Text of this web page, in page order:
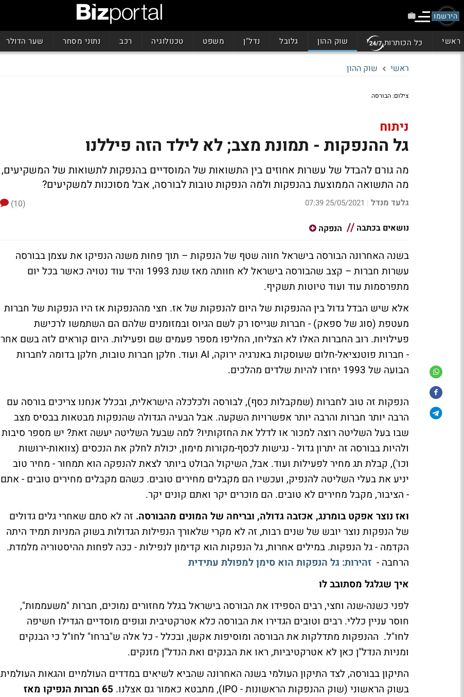
הירשמו
ראשי כל הכותרות שוק ההון גלובל נדל"ן משפט טכנולוגיה רכב נתוני מסחר שער הדולר
ראשי שוק ההון
צילום: הבורסה
ניתוח
גל ההנפקות - תמונת מצב; לא לילד הזה פיללנו
מה גורם להבדל של עשרות אחוזים בין התשואות של המוסדיים בהנפקות לתשואות של המשקיעים,
מה התשואה הממוצעת בהנפקות ולמה הנפקות טובות לבורסה, אבל מסוכנות למשקיעים?
גלעד מנדל |
25/05/2021 07:39
(10)
נושאים בכתבה
הנפקה
בשנה האחרונה הבורסה בישראל חווה שטף של הנפקות – תוך פחות משנה הנפיקו את עצמן בבורסה
עשרות חברות – קצב שהבורסה בישראל לא חוותה מאז שנת 1993 והיד עוד נטויה כאשר בכל יום
מתפרסמות עוד ועוד טיוטות תשקיף.
אלא שיש הבדל גדול בין ההנפקות של היום להנפקות של אז. חצי מההנפקות אז היו הנפקות של חברות
מעטפת (סוג של ספאק) - חברות שגייסו רק לשם הגיוס ובמזומנים שלהם הם השתמשו לרכישת
פעילויות. רוב החברות האלו לא הצליחו, החליפו מספר פעמים שם ופעילות. היום קוראים לזה בשם אחר
- חברות פוטנציאל-חלום שעוסקות באנרגיה ירוקה, AI ועוד. חלקן חברות טובות, חלקן בדומה לחברות
הבועה של 1993 יחזרו להיות שלדים מהלכים.
הנפקות זה טוב לחברות (שמקבלות כסף), לבורסה ולכלכלה הישראלית, ובכלל אנחנו צריכים בורסה עם
הרבה יותר חברות והרבה יותר אפשרויות השקעה. אבל הבעיה הגדולה שהנפקות מבטאות בבסיס מצב
שבו בעל השליטה רוצה למכור או לדלל את החזקותיו? למה שבעל השליטה יעשה זאת? יש מספר סיבות
ולהיות בבורסה זה יתרון גדול - נגישות לכסף-מקורות מימון, יכולת לחלק את הנכסים (צוואות-ירושות
וכו'), קבלת תג מחיר לפעילות ועוד. אבל, השיקול הבולט ביותר לצאת להנפקה הוא תמחור - מחיר טוב
יניע את בעלי השליטה להנפיק, ועכשיו הם מקבלים מחירים טובים. כשהם מקבלים מחירים טובים - אתם
- הציבור, מקבל מחירים לא טובים. הם מוכרים יקר ואתם קונים יקר.
ואז נוצר אפקט בומרנג, אכזבה גדולה, ובריחה של המונים מהבורסה. זה לא סתם שאחרי גלים גדולים
של הנפקות נוצר יובש של שנים רבות, זה לא מקרי שלאורך הנפילות הגדולות בשוק המניות תמיד היתה
הקדמה - גל הנפקות. במילים אחרות, גל הנפקות הוא קדימון לנפילות - ככה לפחות ההיסטוריה מלמדת.
הרחבה - זהירות: גל הנפקות הוא סימן למפולת עתידית
איך שגלגל מסתובב לו
לפני כשנה-שנה וחצי, רבים הספידו את הבורסה בישראל בגלל מחזורים נמוכים, חברות "משעממות",
חוסר עניין כללי. רבים וטובים הגדירו את הבורסה כלא אטרקטיבית וגופים מוסדיים הגדילו חשיפה
לחו"ל. ההנפקות מתדלקות את הבורסה ומוסיפות אקשן, ובכלל - כל אלה ש"ברחו" לחו"ל כי הבנקים
ומניות הנדל"ן כאן לא אטרקטיביות, ראו את הבנקים ואת הנדל"ן מזנקים.
התיקון בבורסה, לצד התיקון העולמי בשנה האחרונה שהביא לשיאים במדדים העולמיים והגאות העולמית
בשוק הראשוני (שוק ההנפקות הראשונות - IPO), מתבטא כאמור גם אצלנו.
65 חברות הנפיקו מאז